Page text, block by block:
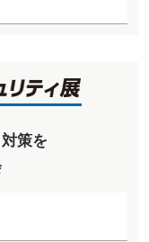
策を